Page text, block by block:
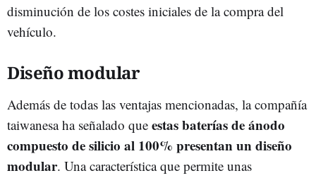
disminución de los costes iniciales de la compra del
vehículo.
Diseño modular
Además de todas las ventajas mencionadas, la compañía
taiwanesa ha señalado que estas baterías de ánodo
compuesto de silicio al 100% presentan un diseño
modular. Una característica que permite unas